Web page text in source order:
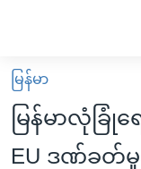
လွယ်ကူ
စေ
သည့်
မူလစာမျက်နှာ
မြန်မာ
ကမ္ဘာ့သတင်းများ
မြန်မာ
မြန်မာလုံခြုံရ
EU ဒဏ်ခတ်